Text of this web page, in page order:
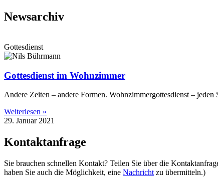
Newsarchiv
Gottesdienst
Gottesdienst im Wohnzimmer
Andere Zeiten – andere Formen. Wohnzimmergottesdienst –
Weiterlesen »
29. Januar 2021
Kontaktanfrage
Sie brauchen schnellen Kontakt? Teilen Sie über die
haben Sie auch die Möglichkeit, eine Nachricht zu übermitteln.)